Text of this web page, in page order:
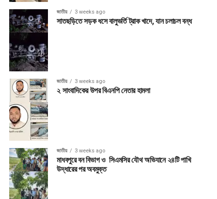
জাতীয় 3 weeks ago
সাতছড়িতে সড়ক ধসে বালুভর্তি ট্রাক খাদে, যান চলাচল বন্ধ
জাতীয় 3 weeks ago
২ সাংবাদিকের উপর বিএনপি নেতার হামলা
জাতীয় 3 weeks ago
মাধবপুরে বন বিভাগ ও সিএমসির যৌথ অভিযানে ২৪টি পাখি
উদ্ধারের পর অবমুক্ত